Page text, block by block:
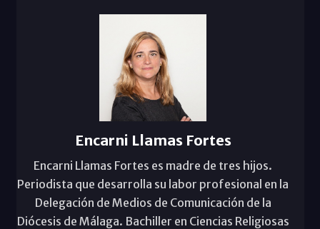
Encarni Llamas Fortes
Encarni Llamas Fortes es madre de tres hijos.
Periodista que desarrolla su labor profesional en la
Delegación de Medios de Comunicación de la
Diócesis de Málaga. Bachiller en Ciencias Religiosas